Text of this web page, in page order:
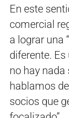
En este
comercial
a lograr una
diferente.
no hay nada
hablamos
socios que